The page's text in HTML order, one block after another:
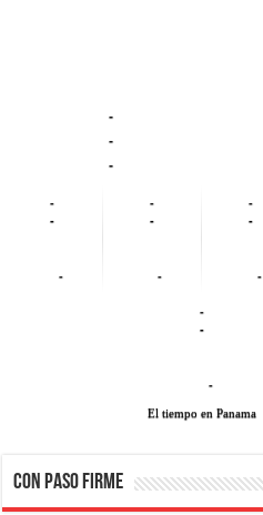
-
-
-
-
-
-
-
-
-
-
-
-
-
-
-
El tiempo en Panama
CON PASO FIRME